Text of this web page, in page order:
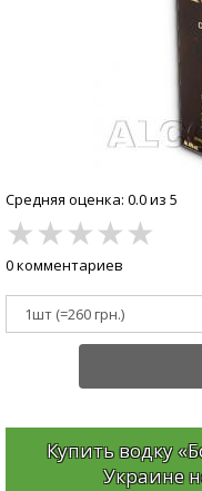
Средняя оценка: 0.0 из 5
★★★★★
0 комментариев
Купить водку
Украине